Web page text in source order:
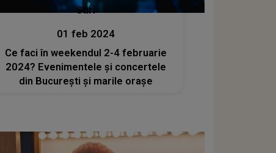
Stiri
01 feb 2024
Ce faci în weekendul 2-4 februarie
2024? Evenimentele și concertele
din București și marile orașe